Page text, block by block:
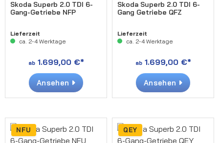
Skoda Superb 2.0 TDI 6-
Gang-Getriebe NFP
Lieferzeit
ca. 2-4 Werktage
ab1.699,00 €*
Ansehen
Skoda Superb 2.0 TDI 6-
Gang Getriebe QFZ
Lieferzeit
ca. 2-4 Werktage
ab1.699,00 €*
Ansehen
NFU QEY